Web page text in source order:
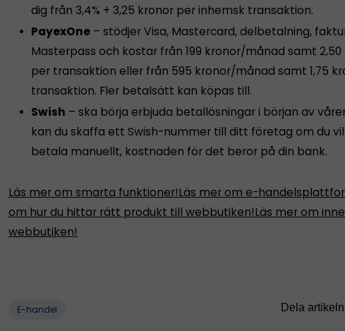
dig från 3,4% + 3,25 kronor per inhemsk transaktion.
PayexOne– stödjer Visa, Mastercard, delbetalning,
Masterpass och kostar från 199 kronor/månad samt 2,50
per transaktion eller från 595 kronor/månad samt 1,75
transaktion. Fler betalsätt kan köpas till.
Swish – ska börja erbjuda betallösningar i början av
kan du skaffa ett Swish-nummer till ditt företag om du
betala manuellt, kostnaden för det beror på din bank.
Läs mer om smarta funktioner!Läs mer om e-
om hur du hittar rätt produkt till webbutiken!Läs mer om
webbutiken!
E-handel Dela artikeln